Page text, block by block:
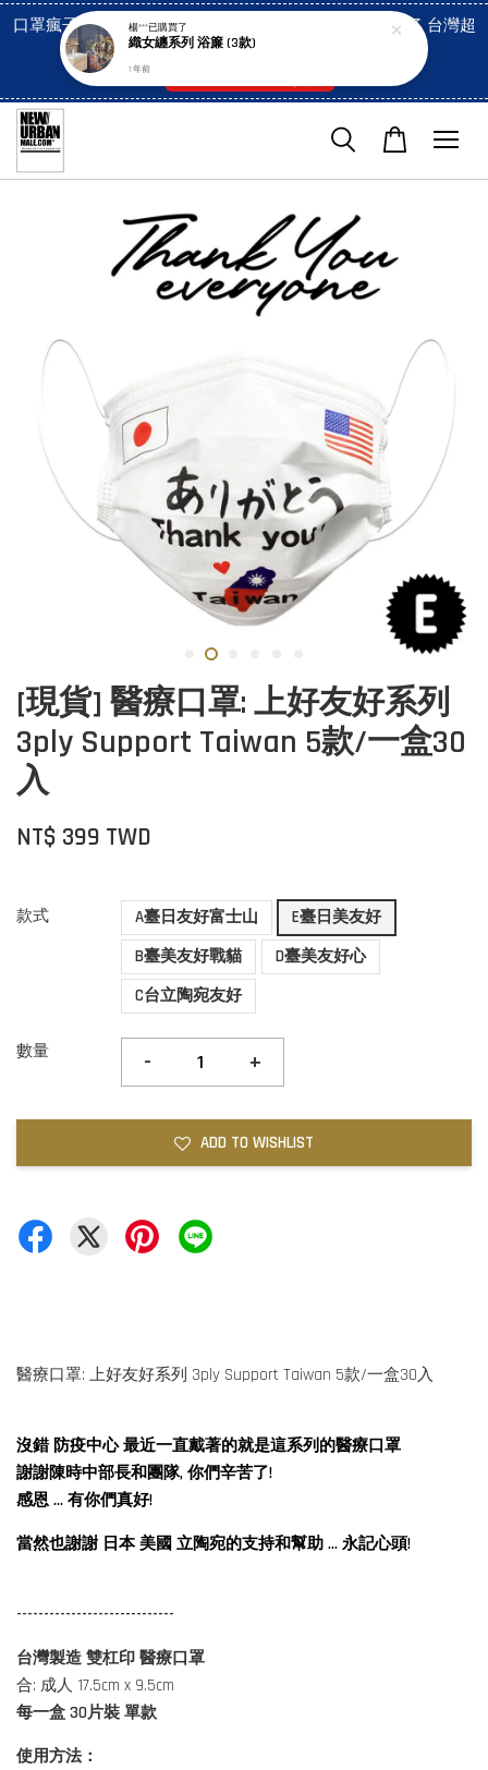
口罩瘋子官網, 放心訂購! 香港澳門信用卡付費已經開啓了 台灣超
市貨到付款也是!
[現貨] 醫療口罩: 上好友好系列
3ply Support Taiwan 5款/一盒30
入
NT$ 399 TWD
款式 A臺日友好富士山
E臺日美友好
B臺美友好戰貓
D臺美友好心
C台立陶宛友好
數量 - +
ADD TO WISHLIST
醫療口罩: 上好友好系列 3ply Support Taiwan 5款/一盒30入
沒錯 防疫中心 最近一直戴著的就是這系列的醫療口罩
謝謝陳時中部長和團隊, 你們辛苦了!
感恩 ... 有你們真好!
當然也謝謝 日本 美國 立陶宛的支持和幫助 ... 永記心頭!
-----------------------------
台灣製造 雙杠印 醫療口罩
合: 成人 17.5cm x 9.5cm
每一盒 30片裝 單款
使用方法：
楊***已購買了
織女纏系列 浴簾 (3款)
1 年前